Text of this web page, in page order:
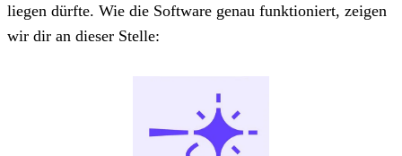
liegen dürfte. Wie die Software genau funktioniert, zeigen
wir dir an dieser Stelle: